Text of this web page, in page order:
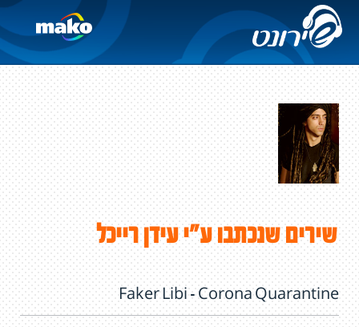
שירים שנכתבו ע"י עידן רייכל
Faker Libi - Corona Quarantine